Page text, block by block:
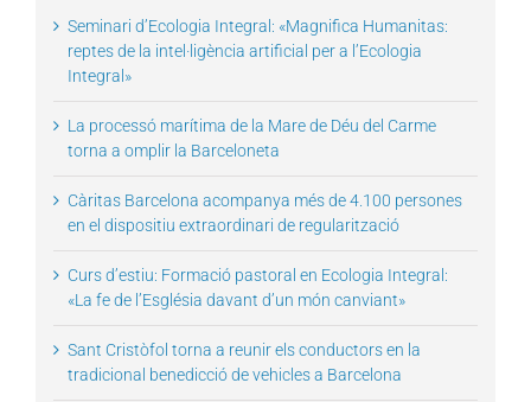
Seminari d’Ecologia Integral: «Magnifica Humanitas:
reptes de la intel·ligència artificial per a l’Ecologia
Integral»
La processó marítima de la Mare de Déu del Carme
torna a omplir la Barceloneta
Càritas Barcelona acompanya més de 4.100 persones
en el dispositiu extraordinari de regularització
Curs d’estiu: Formació pastoral en Ecologia Integral:
«La fe de l’Església davant d’un món canviant»
Sant Cristòfol torna a reunir els conductors en la
tradicional benedicció de vehicles a Barcelona